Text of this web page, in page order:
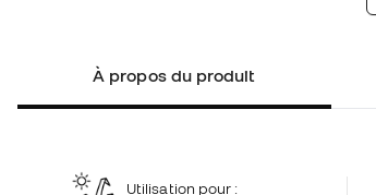
À propos du produit
Utilisation pour :